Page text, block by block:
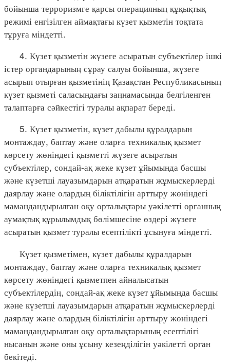
бойынша терроризмге қарсы операцияның құқықтық
режимі енгізілген аймақтағы күзет қызметін тоқтата
тұруға міндетті.
4. Күзет қызметін жүзеге асыратын субъектілер ішкі
істер органдарының сұрау салуы бойынша, жүзеге
асырып отырған қызметінің Қазақстан Республикасының
күзет қызметі саласындағы заңнамасында белгіленген
талаптарға сәйкестігі туралы ақпарат береді.
5. Күзет қызметін, күзет дабылы құралдарын
монтаждау, баптау және оларға техникалық қызмет
көрсету жөніндегі қызметті жүзеге асыратын
субъектілер, сондай-ақ жеке күзет ұйымында басшы
және күзетші лауазымдарын атқаратын жұмыскерлерді
даярлау және олардың біліктілігін арттыру жөніндегі
мамандандырылған оқу орталықтары уәкілетті органның
аумақтық құрылымдық бөлімшесіне өздері жүзеге
асыратын қызмет туралы есептілікті ұсынуға міндетті.
Күзет қызметімен, күзет дабылы құралдарын
монтаждау, баптау және оларға техникалық қызмет
көрсету жөніндегі қызметпен айналысатын
субъектілердің, сондай-ақ жеке күзет ұйымында басшы
және күзетші лауазымдарын атқаратын жұмыскерлерді
даярлау және олардың біліктілігін арттыру жөніндегі
мамандандырылған оқу орталықтарының есептілігі
нысанын және оны ұсыну кезеңділігін уәкілетті орган
бекітеді.